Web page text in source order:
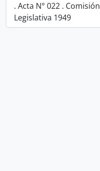
. Acta N° 022 . Comisión
Legislativa 1949
, 1 resultados